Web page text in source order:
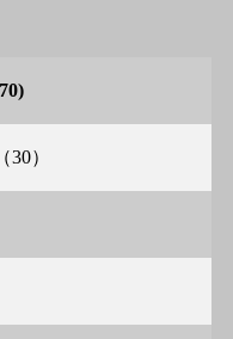
（30）